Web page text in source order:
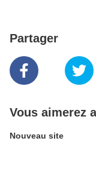
Partager
Vous aimerez
Nouveau site